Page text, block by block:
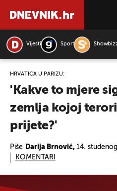
Vijesti Sport
HRVATICA U PARIZU:
'Kakve to mjere
zemlja kojoj
prijete?'
Piše Darija Brnović, 14.
KOMENTARI
PRETRAŽITE VIJESTI